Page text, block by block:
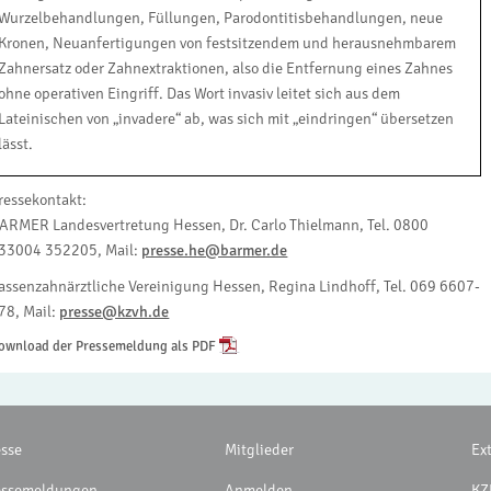
Füllungen, Parodontitisbehandlungen, neue
Neuanfertigungen von festsitzendem und herausnehmbarem
oder Zahnextraktionen, also die Entfernung eines Zahnes
operativen Eingriff. Das Wort invasiv leitet sich aus dem
von „invadere“ ab, was sich mit „eindringen“ übersetzen
Landesvertretung Hessen, Dr. Carlo Thielmann, Tel. 0800
352205, Mail: presse.he@barmer.de
Vereinigung Hessen, Regina Lindhoff, Tel. 069 6607-
Mail: presse@kzvh.de
der Pressemeldung als PDF
Mitglieder